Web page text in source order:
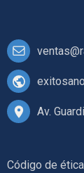
Av.
Código de ética